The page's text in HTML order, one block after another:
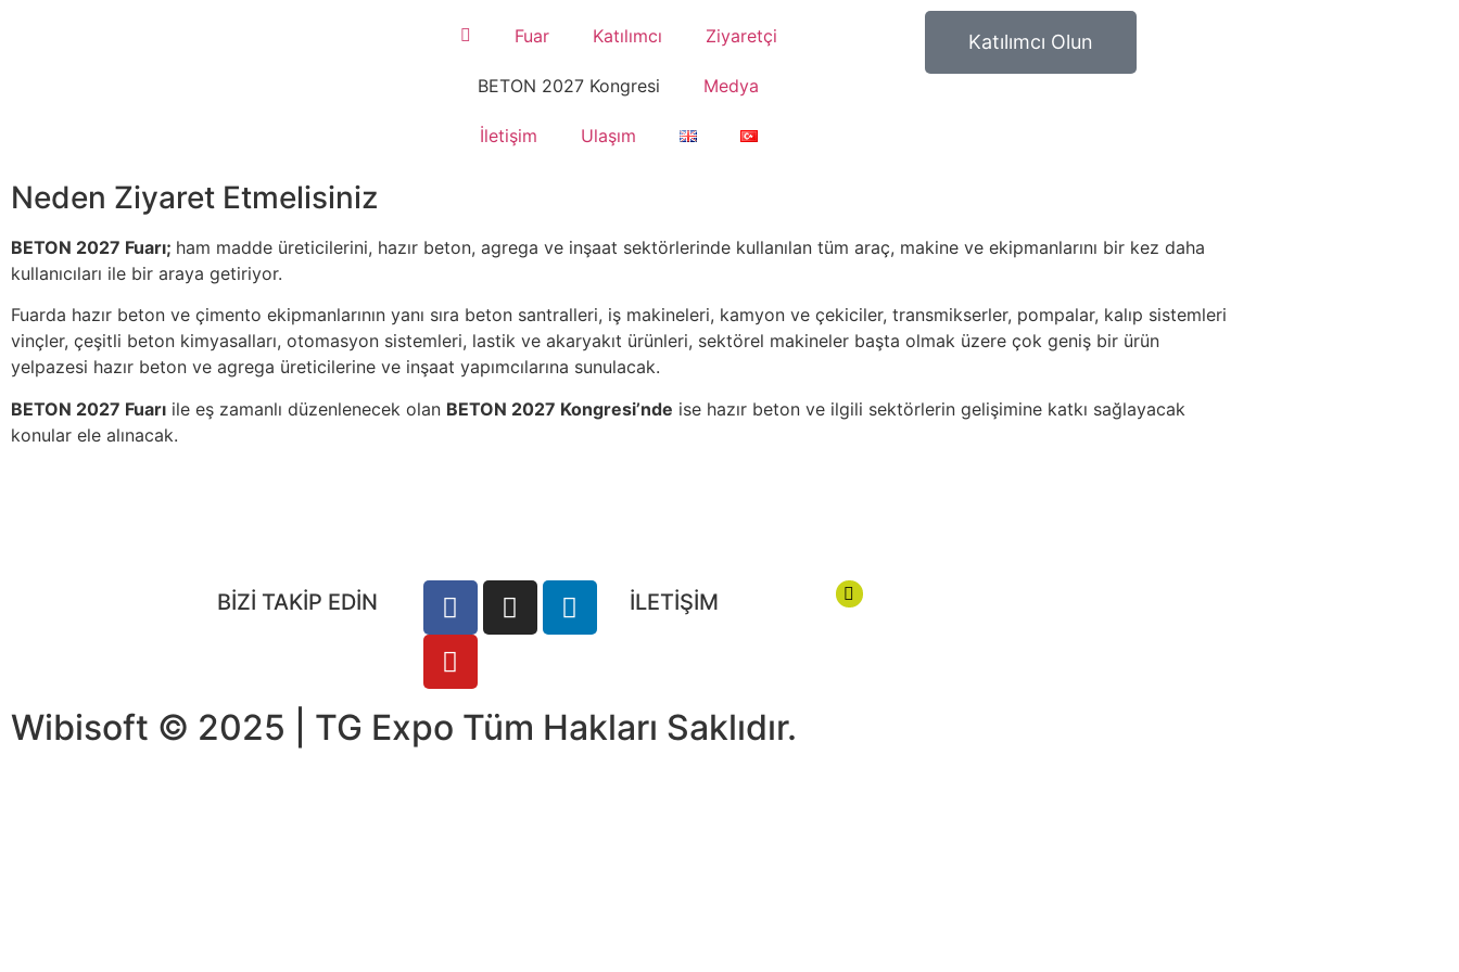
Fuar Katılımcı Ziyaretçi
BETON 2027 Kongresi Medya
İletişim Ulaşım
Katılımcı Olun
Neden Ziyaret Etmelisiniz
BETON 2027 Fuarı; ham madde üreticilerini, hazır beton, agrega ve inşaat sektörlerinde kullanılan tüm araç, makine ve ekipmanlarını bir kez daha
kullanıcıları ile bir araya getiriyor.
Fuarda hazır beton ve çimento ekipmanlarının yanı sıra beton santralleri, iş makineleri, kamyon ve çekiciler, transmikserler, pompalar, kalıp sistemleri
vinçler, çeşitli beton kimyasalları, otomasyon sistemleri, lastik ve akaryakıt ürünleri, sektörel makineler başta olmak üzere çok geniş bir ürün
yelpazesi hazır beton ve agrega üreticilerine ve inşaat yapımcılarına sunulacak.
BETON 2027 Fuarı ile eş zamanlı düzenlenecek olan BETON 2027 Kongresi’nde ise hazır beton ve ilgili sektörlerin gelişimine katkı sağlayacak
konular ele alınacak.
BİZİ TAKİP EDİN İLETİŞİM
Wibisoft © 2025 | TG Expo Tüm Hakları Saklıdır.